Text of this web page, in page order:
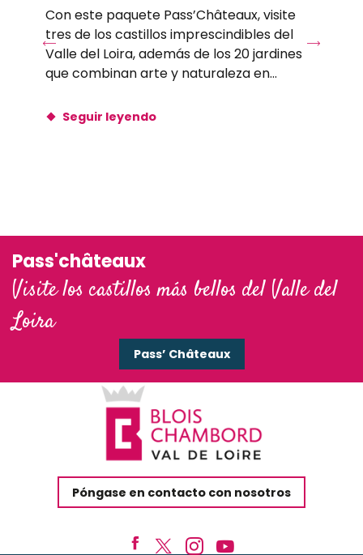
Con este paquete Pass’Châteaux, visite
tres de los castillos imprescindibles del
Valle del Loira, además de los 20 jardines
que combinan arte y naturaleza en...
Seguir leyendo
Pass'châteaux
Visite los castillos más bellos del Valle del
Loira
Pass’ Châteaux
Póngase en contacto con nosotros